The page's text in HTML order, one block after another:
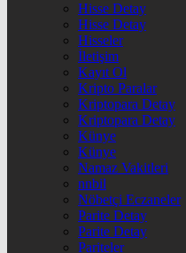
Hisse Detay
Hisse Detay
Hisseler
İletişim
Kayıt Ol
Kripto Paralar
Kriptopara Detay
Kriptopara Detay
Künye
Künye
Namaz Vakitleri
nnbil
Nöbetçi Eczaneler
Parite Detay
Parite Detay
Pariteler